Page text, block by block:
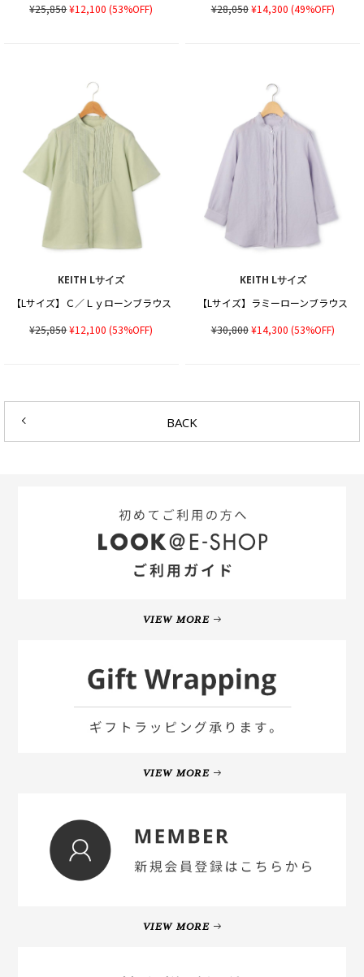
¥25,850¥12,100 (53%OFF)
¥28,050¥14,300 (49%OFF)
KEITH Lサイズ
【Lサイズ】Ｃ／Ｌｙローンブラウス
¥25,850¥12,100 (53%OFF)
KEITH Lサイズ
【Lサイズ】ラミーローンブラウス
¥30,800¥14,300 (53%OFF)
BACK
VIEW MORE
VIEW MORE
VIEW MORE